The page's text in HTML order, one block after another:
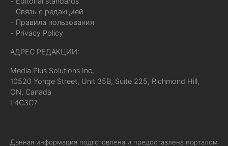
- Связь с редакцией
- Правила пользования
- Privacy Policy
АДРЕС РЕДАКЦИИ:
Media Plus Solutions Inc,
10520 Yonge Street, Unit 35B, Suite 225, Richmond Hill,
ON, Canada
L4C3C7
Данная информация подготовлена и предоставлена порталом